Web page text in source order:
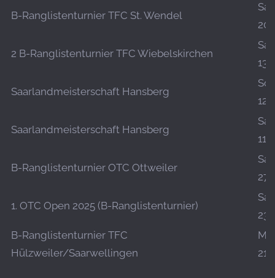
B-Ranglistenturnier TFC St. Wendel
Sa.,
2 B-Ranglistenturnier TFC Wiebelskirchen
Sa.,
Saarlandmeisterschaft Hansberg
So.,
Saarlandmeisterschaft Hansberg
Sa.,
B-Ranglistenturnier OTC Ottweiler
Sa.,
1. OTC Open 2025 (B-Ranglistenturnier)
Sa.,
B-Ranglistenturnier TFC
Hülzweiler/Saarwellingen